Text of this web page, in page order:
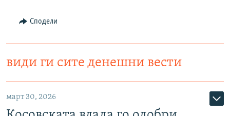
Сподели
види ги сите денешни вести
март 30, 2026